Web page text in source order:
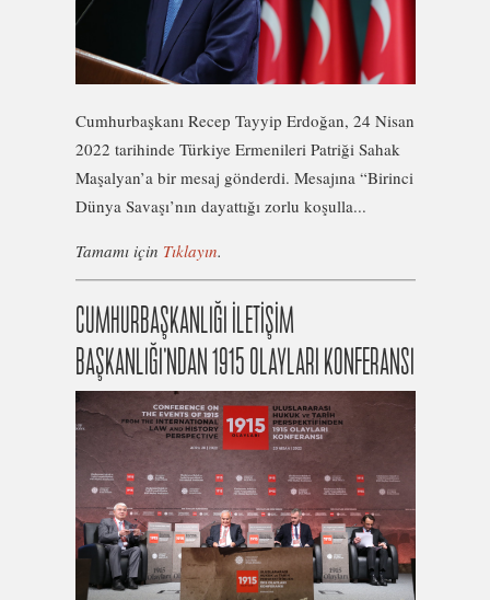
Cumhurbaşkanı Recep Tayyip Erdoğan, 24 Nisan
2022 tarihinde Türkiye Ermenileri Patriği Sahak
Maşalyan’a bir mesaj gönderdi. Mesajına “Birinci
Dünya Savaşı’nın dayattığı zorlu koşulla...
Tamamı için Tıklayın.
CUMHURBAŞKANLIĞI İLETİŞİM
BAŞKANLIĞI’NDAN 1915 OLAYLARI KONFERANSI